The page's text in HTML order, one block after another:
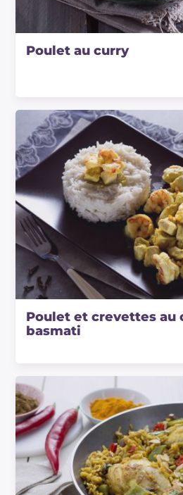
Poulet au curry
Poulet et crevettes au
basmati